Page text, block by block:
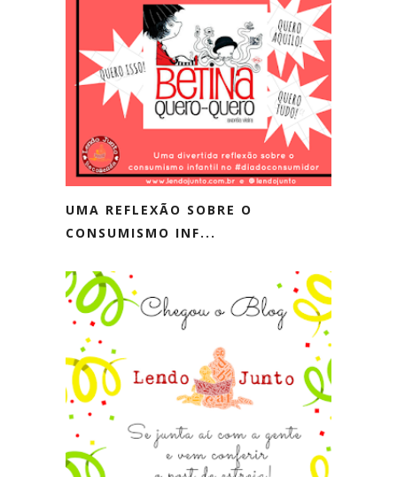
UMA REFLEXÃO SOBRE O
CONSUMISMO INF...